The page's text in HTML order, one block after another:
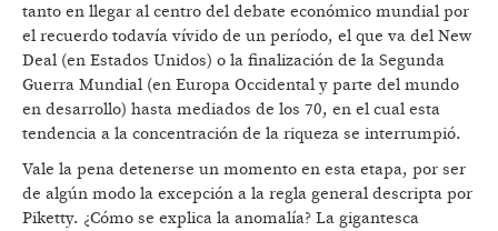
tanto en llegar al centro del debate económico mundial por
el recuerdo todavía vívido de un período, el que va del New
Deal (en Estados Unidos) o la finalización de la Segunda
Guerra Mundial (en Europa Occidental y parte del mundo
en desarrollo) hasta mediados de los 70, en el cual esta
tendencia a la concentración de la riqueza se interrumpió.
Vale la pena detenerse un momento en esta etapa, por ser
de algún modo la excepción a la regla general descripta por
Piketty. ¿Cómo se explica la anomalía? La gigantesca